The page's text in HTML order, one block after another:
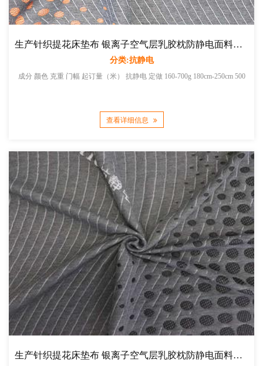
生产针织提花床垫布 银离子空气层乳胶枕防静电面料厂家直销
分类:抗静电
成分 颜色 克重 门幅 起订量（米） 抗静电 定做 160-700g 180cm-250cm 500
查看详细信息
生产针织提花床垫布 银离子空气层乳胶枕防静电面料厂家直销